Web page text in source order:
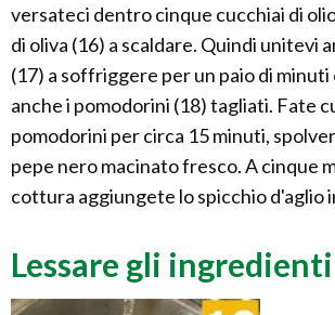
versateci dentro cinque cucchiai di
di oliva (16) a scaldare. Quindi unitevi
(17) a soffriggere per un paio di
anche i pomodorini (18) tagliati. Fate
pomodorini per circa 15 minuti,
pepe nero macinato fresco. A cinque
cottura aggiungete lo spicchio d'aglio
Lessare gli ingredienti